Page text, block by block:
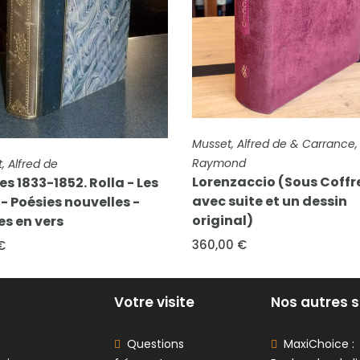
FICHE COMPLÈTE
Raymond
Lorenzaccio (Sous Coffret
avec suite et un dessin
original)
FICHE COMPLÈTE
Musset, Alfred de
Poésies
8,00 €
Votre visite
Questions
Nos autres
MaxiChoice :